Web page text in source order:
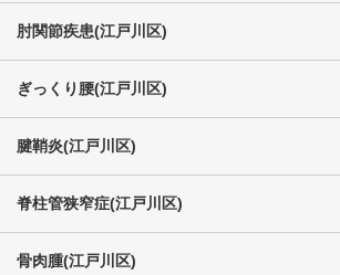
肘関節疾患(江戸川区)
ぎっくり腰(江戸川区)
腱鞘炎(江戸川区)
脊柱管狭窄症(江戸川区)
骨肉腫(江戸川区)